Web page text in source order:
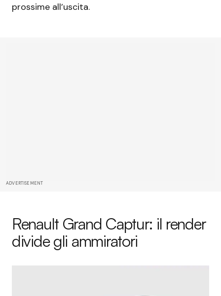
prossime all’uscita.
ADVERTISEMENT
Renault Grand Captur: il render
divide gli ammiratori